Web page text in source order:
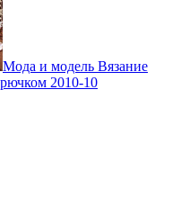
Мода и модель Вязание
2010-10